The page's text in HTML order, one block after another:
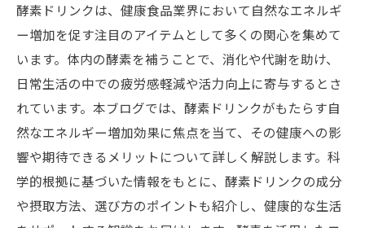
酵素ドリンクは、健康食品業界において自然なエネルギ
ー増加を促す注目のアイテムとして多くの関心を集めて
います。体内の酵素を補うことで、消化や代謝を助け、
日常生活の中での疲労感軽減や活力向上に寄与するとさ
れています。本ブログでは、酵素ドリンクがもたらす自
然なエネルギー増加効果に焦点を当て、その健康への影
響や期待できるメリットについて詳しく解説します。科
学的根拠に基づいた情報をもとに、酵素ドリンクの成分
や摂取方法、選び方のポイントも紹介し、健康的な生活